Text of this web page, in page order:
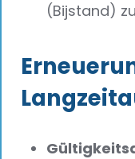
(Bijstand)